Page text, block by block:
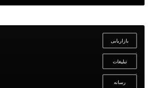
بازاریابی
تبلیغات
رسانه